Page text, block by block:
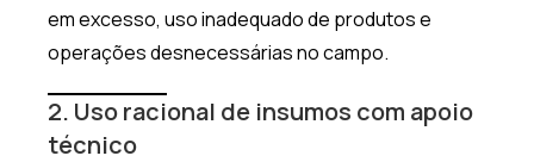
em excesso, uso inadequado de produtos e
operações desnecessárias no campo.
2. Uso racional de insumos com apoio
técnico